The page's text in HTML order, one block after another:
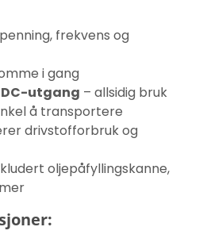
frekvens og
i gang
DC-utgang – allsidig bruk
å transportere
drivstofforbruk og
oljepåfyllingskanne,